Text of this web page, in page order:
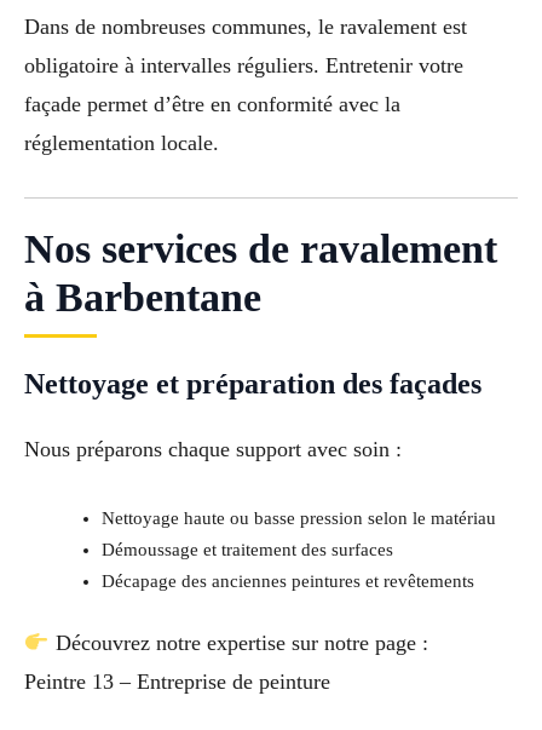
Dans de nombreuses communes, le ravalement est
obligatoire à intervalles réguliers. Entretenir votre
façade permet d’être en conformité avec la
réglementation locale.
Nos services de ravalement
à Barbentane
Nettoyage et préparation des façades
Nous préparons chaque support avec soin :
Nettoyage haute ou basse pression selon le matériau
Démoussage et traitement des surfaces
Décapage des anciennes peintures et revêtements
Découvrez notre expertise sur notre page :
Peintre 13 – Entreprise de peinture